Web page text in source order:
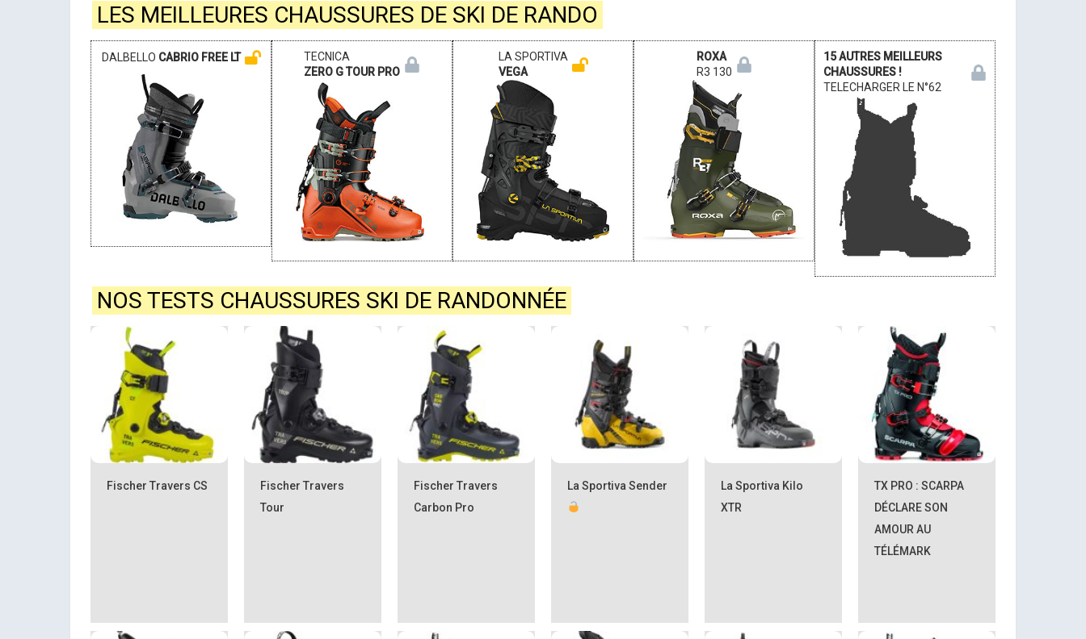
LES MEILLEURES CHAUSSURES DE SKI DE RANDO
DALBELLO CABRIO FREE LT
TECNICA
ZERO G TOUR PRO
LA SPORTIVA
VEGA
ROXA
R3 130
15 AUTRES MEILLEURS
CHAUSSURES !
TELECHARGER LE N°62
NOS TESTS CHAUSSURES SKI DE RANDONNÉE
Fischer Travers CS
Fischer Travers
Tour
Fischer Travers
Carbon Pro
La Sportiva Sender
La Sportiva Kilo
XTR
TX PRO : SCARPA
DÉCLARE SON
AMOUR AU
TÉLÉMARK